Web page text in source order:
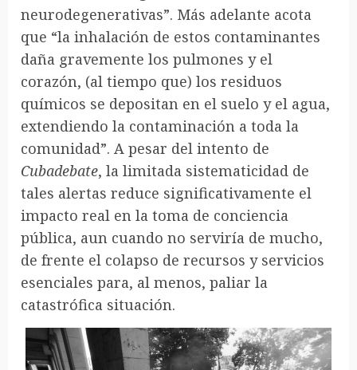
neurodegenerativas”. Más adelante acota
que “la inhalación de estos contaminantes
daña gravemente los pulmones y el
corazón, (al tiempo que) los residuos
químicos se depositan en el suelo y el agua,
extendiendo la contaminación a toda la
comunidad”. A pesar del intento de
Cubadebate, la limitada sistematicidad de
tales alertas reduce significativamente el
impacto real en la toma de conciencia
pública, aun cuando no serviría de mucho,
de frente el colapso de recursos y servicios
esenciales para, al menos, paliar la
catastrófica situación.